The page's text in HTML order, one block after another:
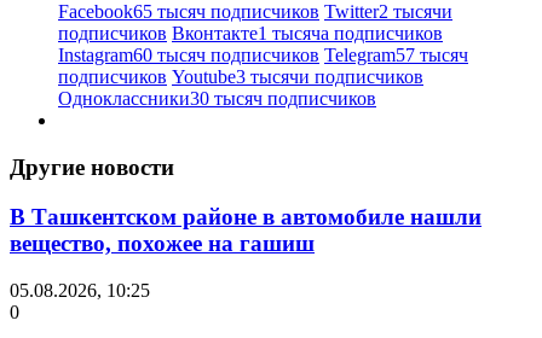
Facebook65 тысяч подписчиков Twitter2 тысячи
подписчиков Вконтакте1 тысяча подписчиков
Instagram60 тысяч подписчиков Telegram57 тысяч
подписчиков Youtube3 тысячи подписчиков
Одноклассники30 тысяч подписчиков
Другие новости
В Ташкентском районе в автомобиле нашли
вещество, похожее на гашиш
05.08.2026, 10:25
0